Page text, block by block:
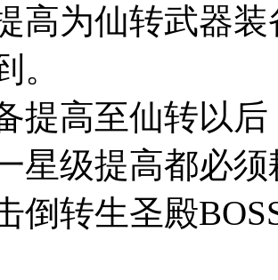
高为仙转武器
。
提高至仙转以
星级提高都必
倒转生圣殿